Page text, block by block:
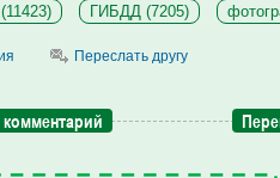
ГИБДД (7205)
Переслать другу